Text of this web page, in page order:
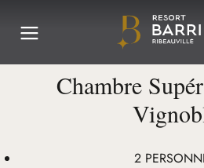
Chambre
2